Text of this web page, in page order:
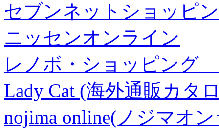
セブンネットショッピ
ニッセンオンライン
レノボ・ショッピング
Lady Cat (海外通販カタ
nojima online(ノジマオ